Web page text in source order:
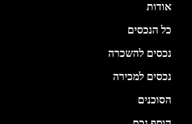
אודות
כל הנכסים
נכסים להשכרה
נכסים למכירה
הסוכנים